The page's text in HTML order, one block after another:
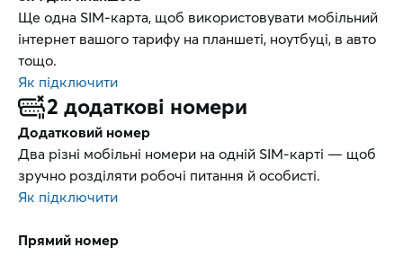
Ще одна SIM-карта, щоб використовувати мобільний
інтернет вашого тарифу на планшеті, ноутбуці, в авто
тощо.
Як підключити
2 додаткові номери
Додатковий номер
Два різні мобільні номери на одній SIM-карті — щоб
зручно розділяти робочі питання й особисті.
Як підключити
Прямий номер